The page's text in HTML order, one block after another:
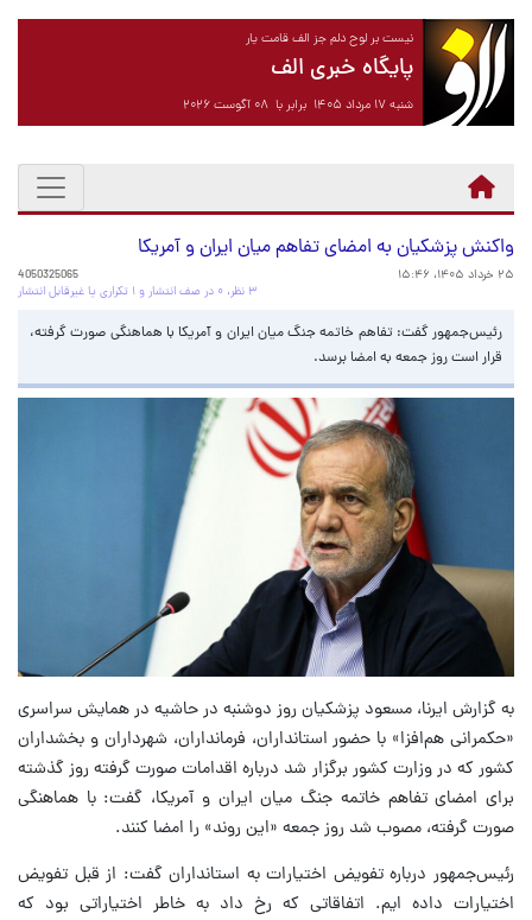
نیست بر لوح دلم جز الف قامت یار
پایگاه خبری الف
شنبه ۱۷ مرداد ۱۴۰۵ برابر با ۰۸ آگوست ۲۰۲۶
واکنش پزشکیان به امضای تفاهم میان ایران و آمریکا
۲۵ خرداد ۱۴۰۵، ۱۵:۴۶
4050325065
۳ نظر، ۰ در صف انتشار و ۱ تکراری یا غیرقابل انتشار
رئیس‌جمهور گفت: تفاهم خاتمه جنگ میان ایران و آمریکا با هماهنگی صورت گرفته،
قرار است روز جمعه به امضا برسد.
به گزارش ایرنا، مسعود پزشکیان روز دوشنبه در حاشیه در همایش سراسری
«حکمرانی هم‌افزا» با حضور استانداران، فرمانداران، شهرداران و بخشداران
کشور که در وزارت کشور برگزار شد درباره اقدامات صورت گرفته روز گذشته
برای امضای تفاهم خاتمه جنگ میان ایران و آمریکا، گفت: با هماهنگی
صورت گرفته، مصوب شد روز جمعه «این روند» را امضا کنند.
رئیس‌جمهور درباره تفویض اختیارات به استانداران گفت: از قبل تفویض
اختیارات داده ایم. اتفاقاتی که رخ داد به خاطر اختیاراتی بود که